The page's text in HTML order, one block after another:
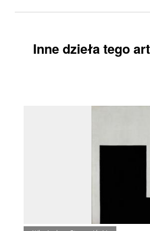
Inne dzieła tego